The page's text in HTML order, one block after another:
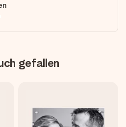
gefallen